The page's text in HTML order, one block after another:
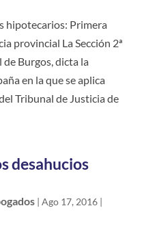
hipotecarios: Primera
provincial La Sección 2ª
Burgos, dicta la
en la que se aplica
Tribunal de Justicia de
desahucios
| Ago 17, 2016|